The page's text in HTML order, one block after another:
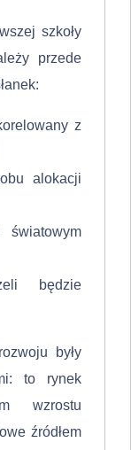
szkoły
przede
z
alokacji
będzie
były
to rynek
wzrostu
źródłem